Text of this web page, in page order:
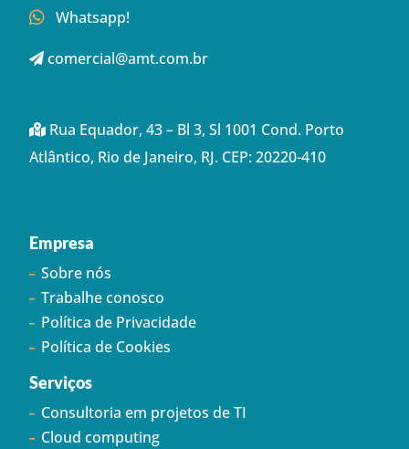
Whatsapp!
comercial@amt.com.br
Rua Equador, 43 – Bl 3, Sl 1001 Cond. Porto
Atlântico, Rio de Janeiro, RJ. CEP: 20220-410
Empresa
Sobre nós
Trabalhe conosco
Política de Privacidade
Política de Cookies
Serviços
Consultoria em projetos de TI
Cloud computing